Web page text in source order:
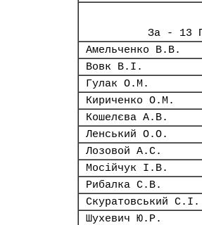
За - 13
Амельченко В.В.
Вовк В.І.
Гулак О.М.
Кириченко О.М.
Кошелєва А.В.
Ленський О.О.
Лозовой А.С.
Мосійчук І.В.
Рибалка С.В.
Скуратовський С.І.
Шухевич Ю.Р.